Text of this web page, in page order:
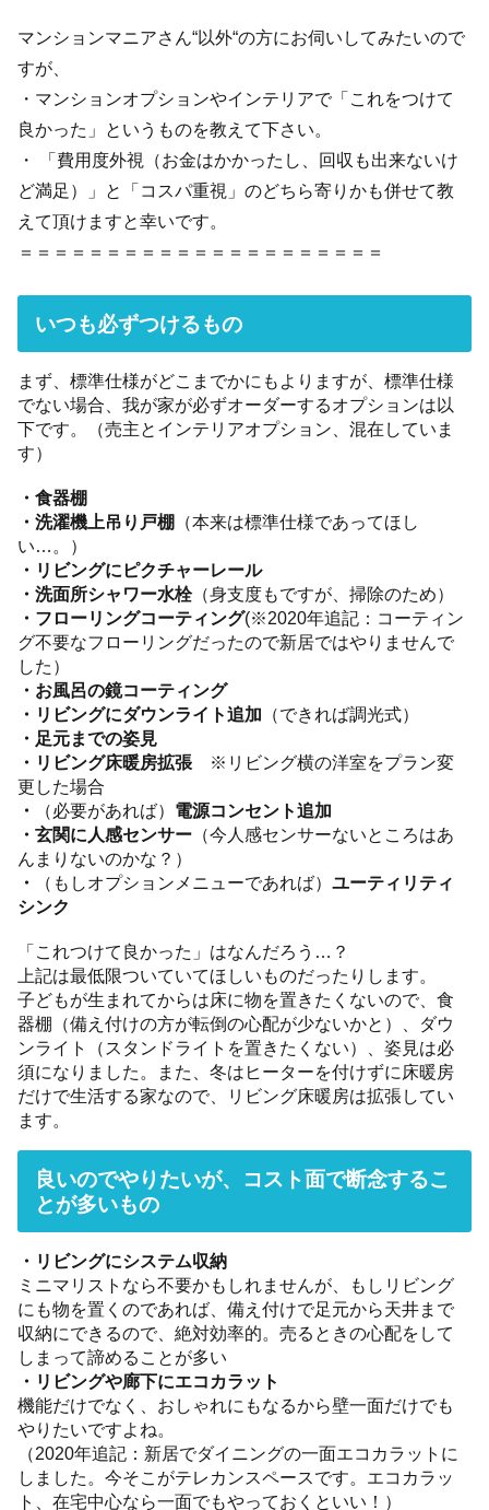
マンションマニアさん“以外“の方にお伺いしてみたいので
すが、
・マンションオプションやインテリアで「これをつけて
良かった」というものを教えて下さい。
・ 「費用度外視（お金はかかったし、回収も出来ないけ
ど満足）」と「コスパ重視」のどちら寄りかも併せて教
えて頂けますと幸いです。
＝＝＝＝＝＝＝＝＝＝＝＝＝＝＝＝＝＝＝＝＝
いつも必ずつけるもの
まず、標準仕様がどこまでかにもよりますが、標準仕様
でない場合、我が家が必ずオーダーするオプションは以
下です。（売主とインテリアオプション、混在していま
す）
・食器棚
・洗濯機上吊り戸棚 （本来は標準仕様であってほし
い…。）
・リビングにピクチャーレール
・洗面所シャワー水栓（身支度もですが、掃除のため）
・フローリングコーティング(※2020年追記：コーティン
グ不要なフローリングだったので新居ではやりませんで
した）
・お風呂の鏡コーティング
・リビングにダウンライト追加 （できれば調光式）
・足元までの姿見
・リビング床暖房拡張 ※リビング横の洋室をプラン変
更した場合
・
（必要があれば） 電源コンセント追加
・玄関に人感センサー （今人感センサーないところはあ
んまりないのかな？）
・
（もしオプションメニューであれば）ユーティリティ
シンク
「これつけて良かった」はなんだろう…？
上記は最低限ついていてほしいものだったりします。
子どもが生まれてからは床に物を置きたくないので、食
器棚（備え付けの方が転倒の心配が少ないかと）、ダウ
ンライト（スタンドライトを置きたくない）、姿見は必
須になりました。また、冬はヒーターを付けずに床暖房
だけで生活する家なので、リビング床暖房は拡張してい
ます。
良いのでやりたいが、コスト面で断念するこ
とが多いもの
・リビングにシステム収納
ミニマリストなら不要かもしれませんが、もしリビング
にも物を置くのであれば、備え付けで足元から天井まで
収納にできるので、絶対効率的。売るときの心配をして
しまって諦めることが多い
・リビングや廊下にエコカラット
機能だけでなく、おしゃれにもなるから壁一面だけでも
やりたいですよね。
（2020年追記：新居でダイニングの一面エコカラットに
しました。今そこがテレカンスペースです。エコカラッ
ト、在宅中心なら一面でもやっておくといい！）